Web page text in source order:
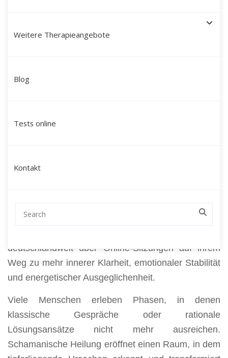
Weitere Therapieangebote
Blog
Tests online
Kontakt
Mein Name ist Martín Polo. Ich begleite Menschen
deutschlandweit über Online-Sitzungen auf ihrem
Weg zu mehr innerer Klarheit, emotionaler Stabilität
und energetischer Ausgeglichenheit.
Viele Menschen erleben Phasen, in denen
klassische Gespräche oder rationale
Lösungsansätze nicht mehr ausreichen.
Schamanische Heilung eröffnet einen Raum, in dem